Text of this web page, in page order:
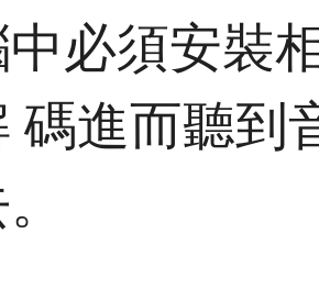
必須安裝
碼進而聽到